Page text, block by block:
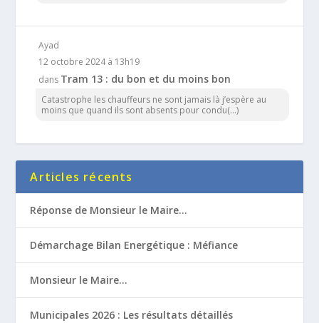
Ayad
12 octobre 2024 à 13h19
dans Tram 13 : du bon et du moins bon
Catastrophe les chauffeurs ne sont jamais là j’espère au
moins que quand ils sont absents pour condu(...)
Articles récents
Réponse de Monsieur le Maire…
Démarchage Bilan Energétique : Méfiance
Monsieur le Maire…
Municipales 2026 : Les résultats détaillés